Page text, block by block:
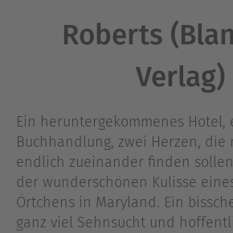
Roberts
Verlag)
Ein heruntergekommenes Hotel,
Buchhandlung, zwei Herzen, die
endlich zueinander finden
der wunderschönen Kulisse
Örtchens in Maryland. Ein
ganz viel Sehnsucht und